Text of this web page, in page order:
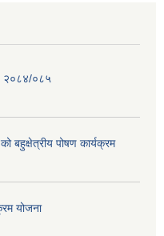
२०८४/०८५
बहुक्षेत्रीय पोषण कार्यक्रम
योजना